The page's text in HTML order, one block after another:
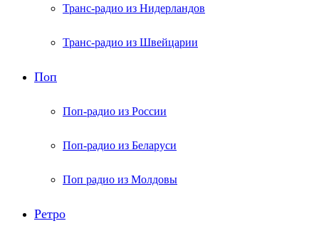
Транс-радио из Нидерландов
Транс-радио из Швейцарии
Поп
Поп-радио из России
Поп-радио из Беларуси
Поп радио из Молдовы
Ретро